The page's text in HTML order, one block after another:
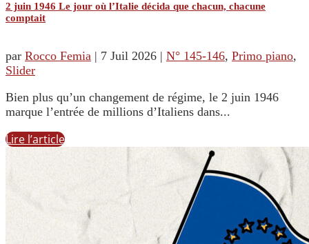
2 juin 1946 Le jour où l’Italie décida que chacun, chacune
comptait
par Rocco Femia | 7 Juil 2026 | N° 145-146, Primo piano,
Slider
Bien plus qu’un changement de régime, le 2 juin 1946
marque l’entrée de millions d’Italiens dans...
Lire l’article